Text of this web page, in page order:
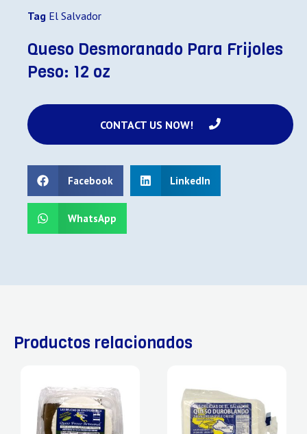
Tag El Salvador
Queso Desmoranado Para Frijoles
Peso: 12 oz
CONTACT US NOW!
Facebook LinkedIn
WhatsApp
Productos relacionados